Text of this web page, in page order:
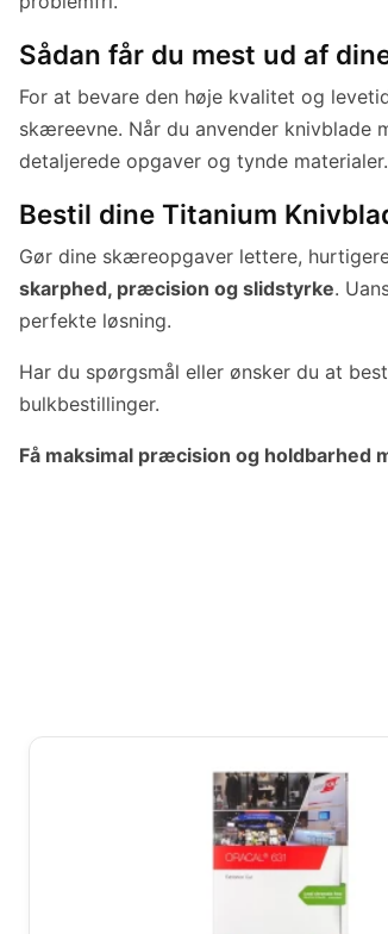
Sådan får du mest ud af
For at bevare den høje kvalitet og
skæreevne. Når du anvender knivblade
detaljerede opgaver og tynde materialer.
Bestil dine Titanium
Gør dine skæreopgaver lettere,
skarphed, præcision og slidstyrke.
perfekte løsning.
Har du spørgsmål eller ønsker du at
bulkbestillinger.
Få maksimal præcision og holdbarhed